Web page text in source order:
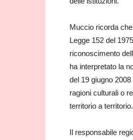
Muccio ricorda che
Legge 152 del
riconoscimento
ha interpretato la
del 19 giugno
ragioni culturali o
territorio a territorio.
Il responsabile